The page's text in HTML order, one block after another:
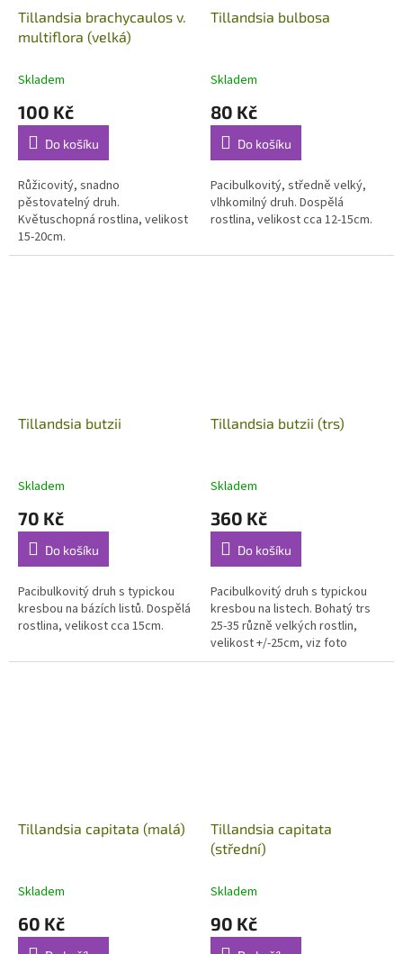
Tillandsia brachycaulos v.
multiflora (velká)
Skladem
100 Kč
Do košíku
Růžicovitý, snadno
pěstovatelný druh.
Květuschopná rostlina, velikost
15-20cm.
Tillandsia bulbosa
Skladem
80 Kč
Do košíku
Pacibulkovitý, středně velký,
vlhkomilný druh. Dospělá
rostlina, velikost cca 12-15cm.
Tillandsia butzii
Skladem
70 Kč
Do košíku
Pacibulkovitý druh s typickou
kresbou na bázích listů. Dospělá
rostlina, velikost cca 15cm.
Tillandsia butzii (trs)
Skladem
360 Kč
Do košíku
Pacibulkovitý druh s typickou
kresbou na listech. Bohatý trs
25-35 různě velkých rostlin,
velikost +/-25cm, viz foto
Tillandsia capitata (malá)
Skladem
60 Kč
Tillandsia capitata
(střední)
Skladem
90 Kč